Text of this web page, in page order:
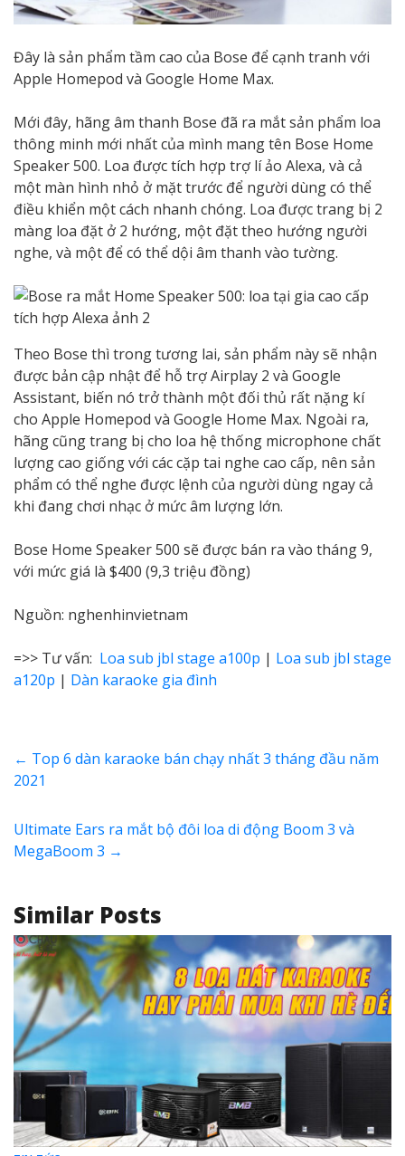
Đây là sản phẩm tầm cao của Bose để cạnh tranh với
Apple Homepod và Google Home Max.
Mới đây, hãng âm thanh Bose đã ra mắt sản phẩm loa
thông minh mới nhất của mình mang tên Bose Home
Speaker 500. Loa được tích hợp trợ lí ảo Alexa, và cả
một màn hình nhỏ ở mặt trước để người dùng có thể
điều khiển một cách nhanh chóng. Loa được trang bị 2
màng loa đặt ở 2 hướng, một đặt theo hướng người
nghe, và một để có thể dội âm thanh vào tường.
Theo Bose thì trong tương lai, sản phẩm này sẽ nhận
được bản cập nhật để hỗ trợ Airplay 2 và Google
Assistant, biến nó trở thành một đối thủ rất nặng kí
cho Apple Homepod và Google Home Max. Ngoài ra,
hãng cũng trang bị cho loa hệ thống microphone chất
lượng cao giống với các cặp tai nghe cao cấp, nên sản
phẩm có thể nghe được lệnh của người dùng ngay cả
khi đang chơi nhạc ở mức âm lượng lớn.
Bose Home Speaker 500 sẽ được bán ra vào tháng 9,
với mức giá là $400 (9,3 triệu đồng)
Nguồn: nghenhinvietnam
=>> Tư vấn: Loa sub jbl stage a100p | Loa sub jbl stage
a120p | Dàn karaoke gia đình
← Top 6 dàn karaoke bán chạy nhất 3 tháng đầu năm
2021
Ultimate Ears ra mắt bộ đôi loa di động Boom 3 và
MegaBoom 3 →
Similar Posts